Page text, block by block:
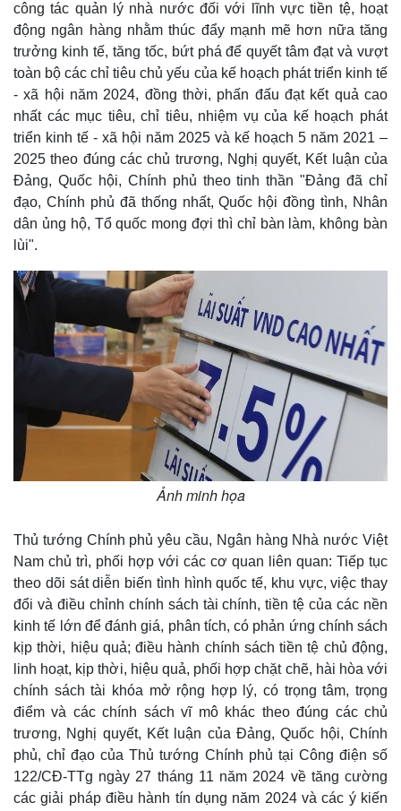
Thế giới
Quan sát
Cuộc sống đó đây
Multimedia
Video
Ảnh
E-Magazine
công tác quản lý nhà nước đối với lĩnh vực tiền tệ, hoạt
động ngân hàng nhằm thúc đẩy mạnh mẽ hơn nữa tăng
trưởng kinh tế, tăng tốc, bứt phá để quyết tâm đạt và vượt
toàn bộ các chỉ tiêu chủ yếu của kế hoạch phát triển kinh tế
- xã hội năm 2024, đồng thời, phấn đấu đạt kết quả cao
nhất các mục tiêu, chỉ tiêu, nhiệm vụ của kế hoạch phát
triển kinh tế - xã hội năm 2025 và kế hoạch 5 năm 2021 –
2025 theo đúng các chủ trương, Nghị quyết, Kết luận của
Đảng, Quốc hội, Chính phủ theo tinh thần "Đảng đã chỉ
đạo, Chính phủ đã thống nhất, Quốc hội đồng tình, Nhân
dân ủng hộ, Tổ quốc mong đợi thì chỉ bàn làm, không bàn
lùi".
Ảnh minh họa
Thủ tướng Chính phủ yêu cầu, Ngân hàng Nhà nước Việt
Nam chủ trì, phối hợp với các cơ quan liên quan: Tiếp tục
theo dõi sát diễn biến tình hình quốc tế, khu vực, việc thay
đổi và điều chỉnh chính sách tài chính, tiền tệ của các nền
kinh tế lớn để đánh giá, phân tích, có phản ứng chính sách
kịp thời, hiệu quả; điều hành chính sách tiền tệ chủ động,
linh hoạt, kịp thời, hiệu quả, phối hợp chặt chẽ, hài hòa với
chính sách tài khóa mở rộng hợp lý, có trọng tâm, trọng
điểm và các chính sách vĩ mô khác theo đúng các chủ
trương, Nghị quyết, Kết luận của Đảng, Quốc hội, Chính
phủ, chỉ đạo của Thủ tướng Chính phủ tại Công điện số
122/CĐ-TTg ngày 27 tháng 11 năm 2024 về tăng cường
các giải pháp điều hành tín dụng năm 2024 và các ý kiến